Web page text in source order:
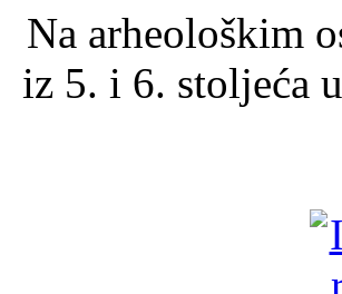
Na arheološkim
iz 5. i 6. stoljeća